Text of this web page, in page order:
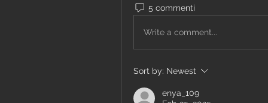
5 commenti
Write a comment...
Sort by: Newest
enya_109